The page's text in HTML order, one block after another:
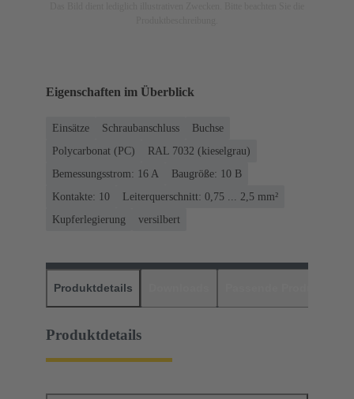
Eigenschaften im Überblick
Einsätze Schraubanschluss
Buchse
Polycarbonat (PC)
RAL 7032 (kieselgrau)
Bemessungsstrom: ‌16 A
Baugröße: 10 B
Kontakte: 10
Leiterquerschnitt: 0,75 ... 2,5 mm²
Kupferlegierung
versilbert
Produktdetails
Produktdetails